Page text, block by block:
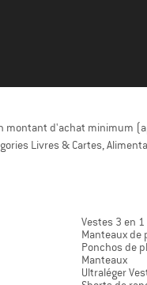
montant d'achat minimum
Livres & Cartes,
Vestes 3 en 1
Manteaux de
Ponchos de
Manteaux
Ultraléger